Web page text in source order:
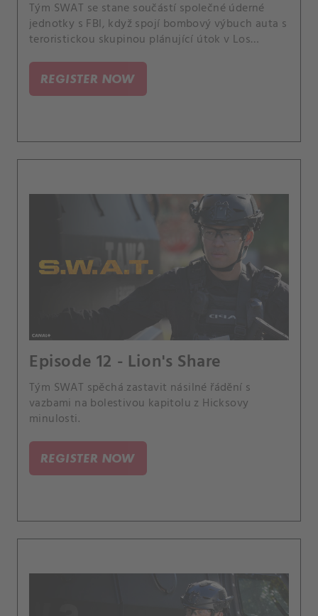
Tým SWAT se stane součástí společné úderné
jednotky s FBI, když spojí bombový výbuch auta s
teroristickou skupinou plánující útok v Los
umožní nahlédnout do původu jeho víry.
REGISTER NOW
Episode 12 - Lion's Share
Tým SWAT spěchá zastavit násilné řádění s
vazbami na bolestivou kapitolu z Hicksovy
minulosti.
REGISTER NOW